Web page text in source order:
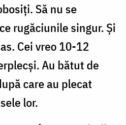
Să nu se
rugăciunile singur. Și
Cei vreo 10-12
Au bătut de
care au plecat
lor.